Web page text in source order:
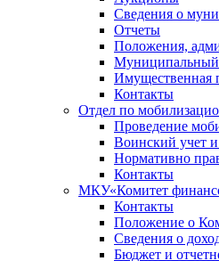
Сведения о
Отчеты
Положения,
Муниципальный
Имущественная
Контакты
Отдел по
Проведение
Воинский учет
Нормативно
Контакты
МКУ«Комитет
Контакты
Положение о
Сведения о
Бюджет и